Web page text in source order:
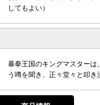
してもよい）
暴拳王国のキングマスター
う噂を聞き、正々堂々と叩き